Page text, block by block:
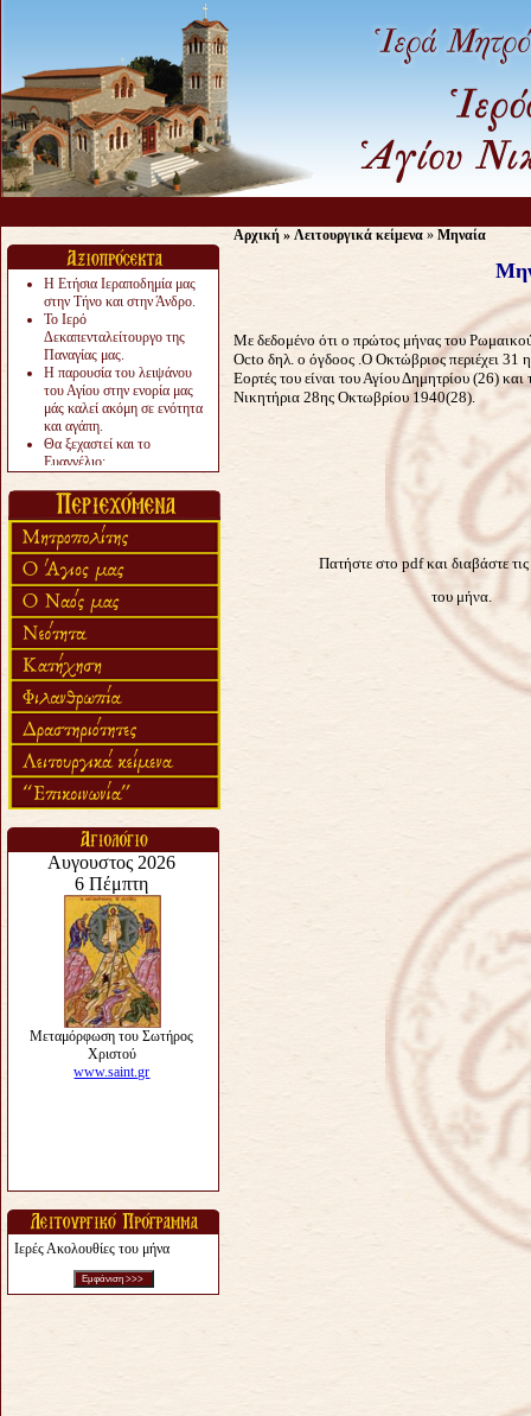
Η Ετήσια Ιεραποδημία μας
στην Τήνο και στην Άνδρο.
Το Ιερό
Δεκαπενταλείτουργο της
Παναγίας μας.
Η παρουσία του λειψάνου
του Αγίου στην ενορία μας
μάς καλεί ακόμη σε ενότητα
και αγάπη.
Θα ξεχαστεί και το
Ευαγγέλιο;
«πολύ αργά».
Ζητείται....
Ιερές Ακολουθίες του μήνα
Αρχική » Λειτουργικά κείμενα » Μηναία
Με δεδομένο ότι ο πρώτος μήνας του
Octo δηλ. ο όγδοος .Ο Οκτώβριος περιέχει 31
Εορτές του είναι του Αγίου Δημητρίου (26) και
Νικητήρια 28ης Οκτωβρίου 1940(28).
Πατήστε στο pdf και διαβάστε
του μήνα.